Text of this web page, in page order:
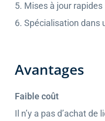
5. Mises à jour rapides
6. Spécialisation dans
Avantages
Faible coût
Il n’y a pas d’achat de